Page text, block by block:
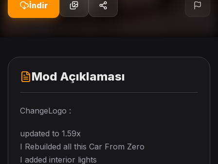
İndir
Mod Açıklaması
ChangeLogo :
updated to 1.59x
I Rebuilded all this Car From Zero
I added interior lights